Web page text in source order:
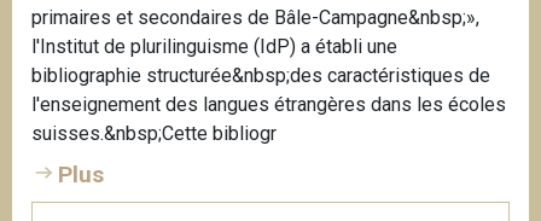
primaires et secondaires de Bâle-Campagne&nbsp;»,
l'Institut de plurilinguisme (IdP) a établi une
bibliographie structurée&nbsp;des caractéristiques de
l'enseignement des langues étrangères dans les écoles
suisses.&nbsp;Cette bibliogr
Plus